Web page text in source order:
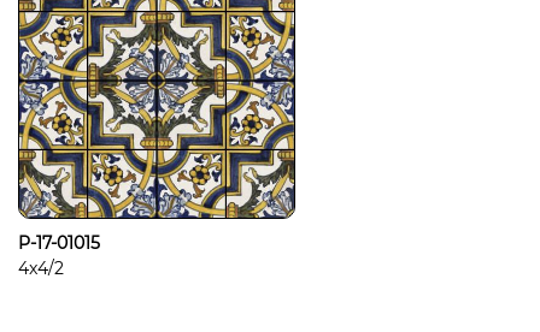
P-17-01015
4x4/2